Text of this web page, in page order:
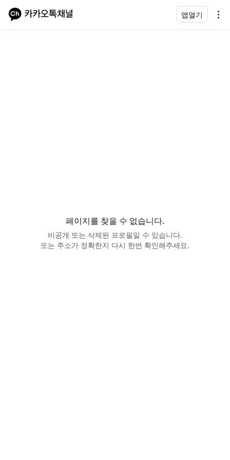
앱열기
페이지를 찾을 수 없습니다.
비공개 또는 삭제된 프로필일 수 있습니다.
또는 주소가 정확한지 다시 한번 확인해주세요.